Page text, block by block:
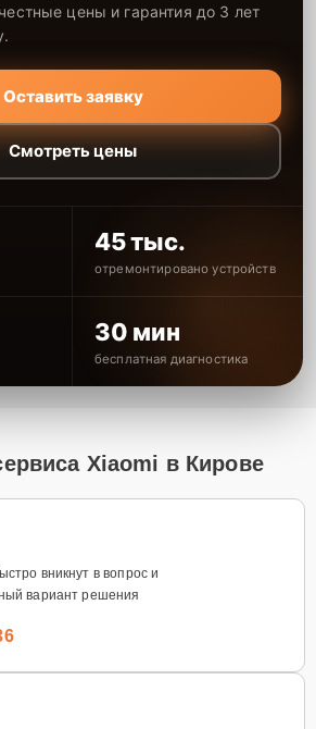
цены и гарантия до 3 лет
Оставить заявку
Смотреть цены
45 тыс.
отремонтировано устройств
30 мин
бесплатная диагностика
Xiaomi в Кирове
вникнут в вопрос и
вариант решения